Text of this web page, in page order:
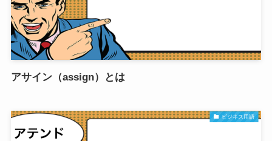
アサイン（assign）とは
ビジネス用語